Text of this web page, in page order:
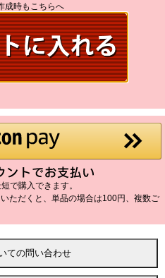
成時もこちらへ
で購入できます。
ただくと、単品の場合は100円、複数ご